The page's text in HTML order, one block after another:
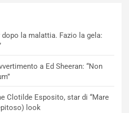
la malattia. Fazio la gela:
a Ed Sheeran: “Non
Clotilde Esposito, star di “Mare
look